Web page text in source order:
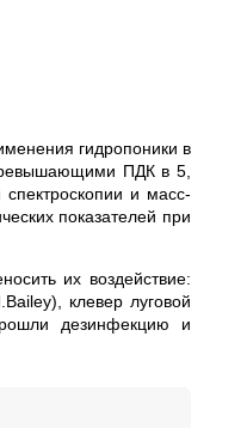
гидропоники в
превышающими ПДК в 5,
и масс-
показателей при
их воздействие:
клевер луговой
дезинфекцию и